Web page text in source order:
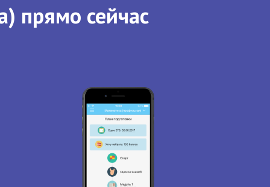
прямо сейчас